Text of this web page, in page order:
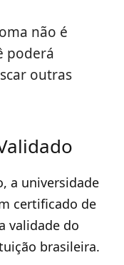
não é
poderá
outras
a universidade
certificado de
validade do
brasileira.